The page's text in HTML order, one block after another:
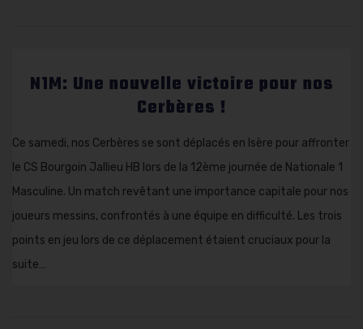
N1M: Une nouvelle victoire pour nos
Cerbères !
Ce samedi, nos Cerbères se sont déplacés en Isère pour affronter
le CS Bourgoin Jallieu HB lors de la 12ème journée de Nationale 1
Masculine. Un match revêtant une importance capitale pour nos
joueurs messins, confrontés à une équipe en difficulté. Les trois
points en jeu lors de ce déplacement étaient cruciaux pour la
suite…